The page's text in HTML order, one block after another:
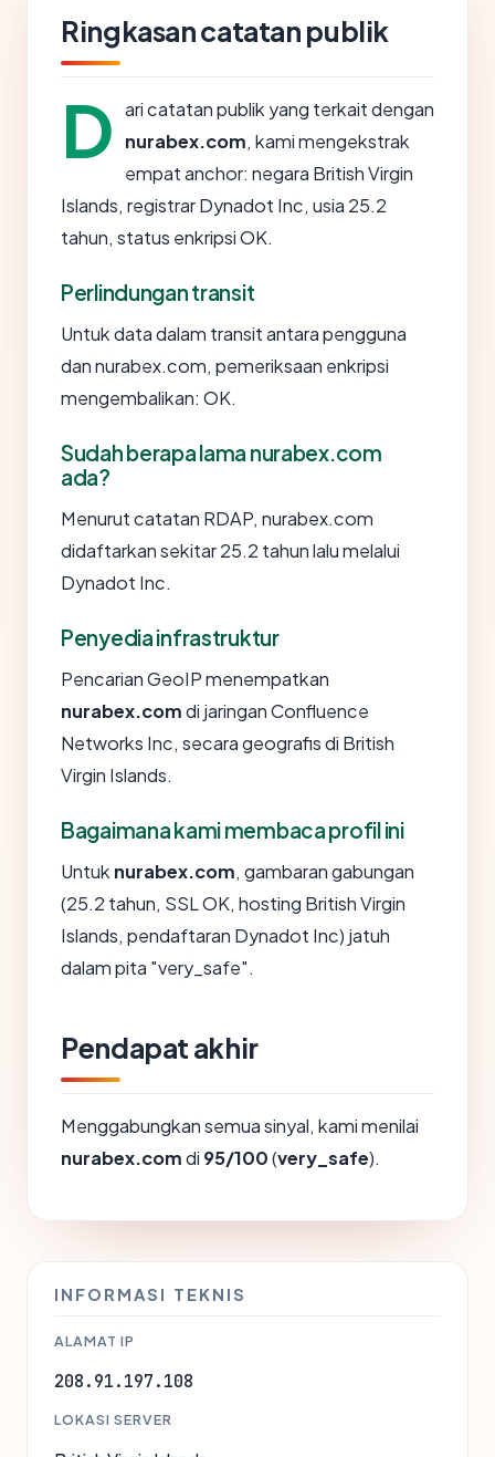
Ringkasan catatan publik
D ari catatan publik yang terkait dengan
nurabex.com, kami mengekstrak
empat anchor: negara British Virgin
Islands, registrar Dynadot Inc, usia 25.2
tahun, status enkripsi OK.
Perlindungan transit
Untuk data dalam transit antara pengguna
dan nurabex.com, pemeriksaan enkripsi
mengembalikan: OK.
Sudah berapa lama nurabex.com
ada?
Menurut catatan RDAP, nurabex.com
didaftarkan sekitar 25.2 tahun lalu melalui
Dynadot Inc.
Penyedia infrastruktur
Pencarian GeoIP menempatkan
nurabex.comdi jaringan Confluence
Networks Inc, secara geografis di British
Virgin Islands.
Bagaimana kami membaca profil ini
Untuk nurabex.com, gambaran gabungan
(25.2 tahun, SSL OK, hosting British Virgin
Islands, pendaftaran Dynadot Inc) jatuh
dalam pita "very_safe".
Pendapat akhir
Menggabungkan semua sinyal, kami menilai
nurabex.comdi 95/100(very_safe).
INFORMASI TEKNIS
ALAMAT IP
208.91.197.108
LOKASI SERVER